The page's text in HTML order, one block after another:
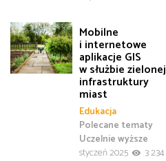
Mobilne
i internetowe
aplikacje GIS
w służbie zielonej
infrastruktury
miast
Edukacja
Polecane tematy
Uczelnie wyższe
styczeń 2025
3 234